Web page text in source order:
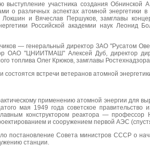
выступление участника создания Обнинской
о различных аспектах атомной энергетики
Локшин и Вячеслав Першуков, замглавы
Российской академии наук Леонид
— генеральный директор ЗАО "Русатом
ОАО "ЦНИИТМАШ" Алексей Дуб, директор
топлива Олег Крюков, замглавы
состоятся встречи ветеранов атомной
применению атомной энергии для
мая 1949 года советское
конструктором реактора —
и сооружением первой АЭС
постановление Совета министров СССР о
станции.